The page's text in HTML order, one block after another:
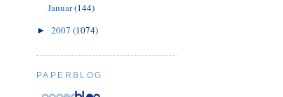
Januar(144)
► 2007 (1074)
PAPERBLOG